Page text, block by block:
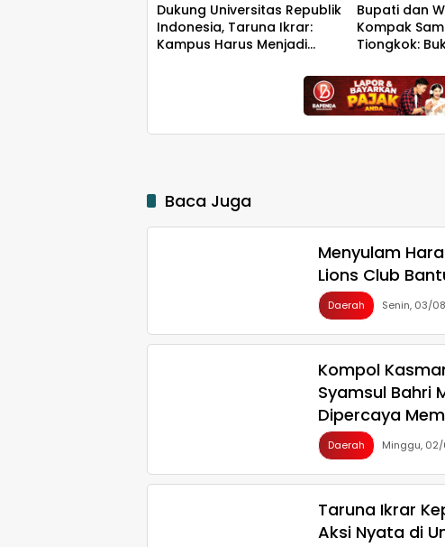
Dukung Universitas Republik
Indonesia, Taruna Ikrar:
Kampus Harus Menjadi
Wujudkan Indonesia Emas
Bupati dan
Kompak
Tiongkok:
Baca Juga
Menyulam
Lions Club
Daerah Senin, 03/
Kompol
Syamsul Bahri
Dipercaya
Daerah Minggu,
Taruna Ikrar
Aksi Nyata di